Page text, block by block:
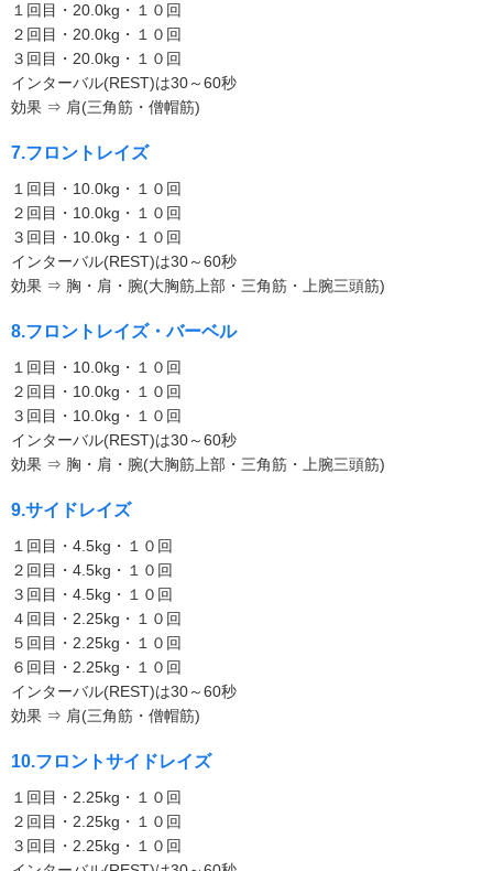
１回目・20.0kg・１０回
２回目・20.0kg・１０回
３回目・20.0kg・１０回
インターバル(REST)は30～60秒
効果 ⇒ 肩(三角筋・僧帽筋)
7.フロントレイズ
１回目・10.0kg・１０回
２回目・10.0kg・１０回
３回目・10.0kg・１０回
インターバル(REST)は30～60秒
効果 ⇒ 胸・肩・腕(大胸筋上部・三角筋・上腕三頭筋)
8.フロントレイズ・バーベル
１回目・10.0kg・１０回
２回目・10.0kg・１０回
３回目・10.0kg・１０回
インターバル(REST)は30～60秒
効果 ⇒ 胸・肩・腕(大胸筋上部・三角筋・上腕三頭筋)
9.サイドレイズ
１回目・4.5kg・１０回
２回目・4.5kg・１０回
３回目・4.5kg・１０回
４回目・2.25kg・１０回
５回目・2.25kg・１０回
６回目・2.25kg・１０回
インターバル(REST)は30～60秒
効果 ⇒ 肩(三角筋・僧帽筋)
10.フロントサイドレイズ
１回目・2.25kg・１０回
２回目・2.25kg・１０回
３回目・2.25kg・１０回